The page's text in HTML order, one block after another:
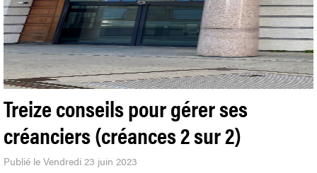
Treize conseils pour gérer ses
créanciers (créances 2 sur 2)
Publié le Vendredi 23 juin 2023